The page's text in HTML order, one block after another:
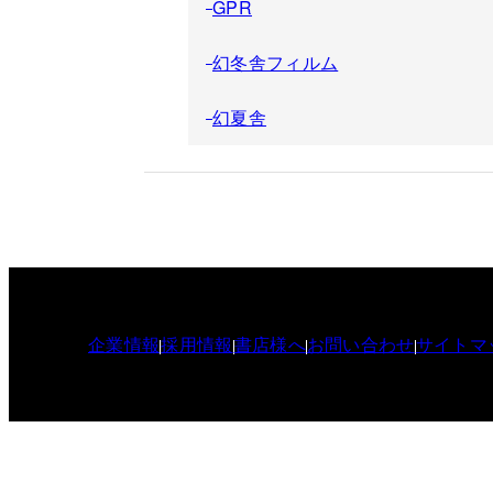
GPR
幻冬舎フィルム
幻夏舎
企業情報採用情報書店様へお問い合わせサイトマ